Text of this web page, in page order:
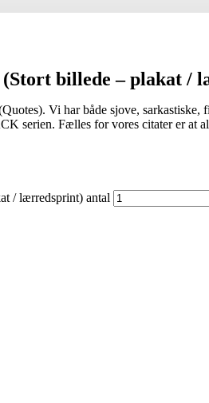
(Stort billede – plakat /
Vi har både sjove,
serien. Fælles for vores citater er at
/ lærredsprint) antal